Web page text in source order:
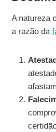
A natureza
a razão da